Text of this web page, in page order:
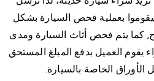
بعملية فحص السيارة بشكل
كما يتم فحص أثاث السيارة ومدى
يقوم العميل بدفع المبلغ المستحق
الخاصة بالسيارة.